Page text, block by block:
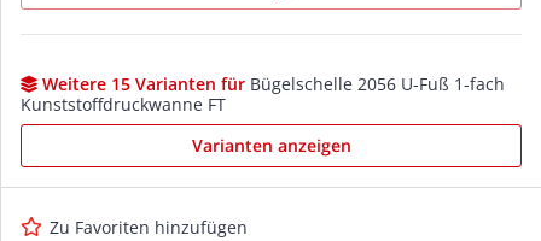
Weitere 15 Varianten für Bügelschelle 2056 U-Fuß 1-fach
Kunststoffdruckwanne FT
Varianten anzeigen
Zu Favoriten hinzufügen